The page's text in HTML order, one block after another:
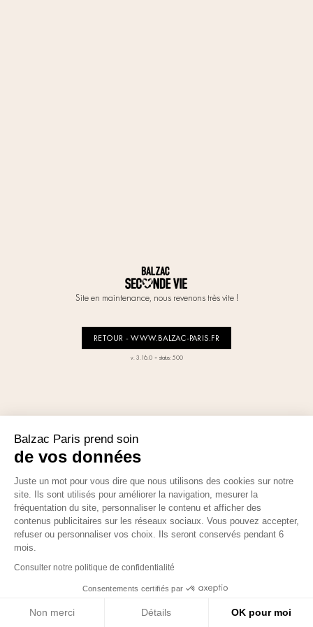
Site en maintenance, nous revenons très vite !
RETOUR - WWW.BALZAC-PARIS.FR
v. 3.16.0- status: 500
Balzac Paris prend soin
de vos données
Juste un mot pour vous dire que nous utilisons des cookies sur notre
site. Ils sont utilisés pour améliorer la navigation, mesurer la
fréquentation du site, personnaliser le contenu et afficher des
contenus publicitaires sur les réseaux sociaux. Vous pouvez accepter,
refuser ou personnaliser vos choix. Ils seront conservés pendant 6
mois.
Consulter notre politique de confidentialité
Consentements certifiés par
Non merci Détails OK pour moi